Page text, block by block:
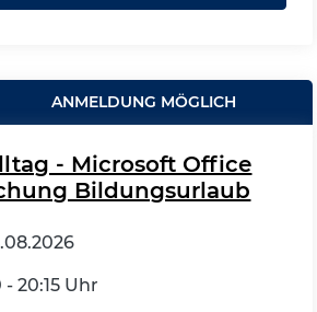
ANMELDUNG MÖGLICH
- Microsoft Office
Bildungsurlaub
- 20:15 Uhr